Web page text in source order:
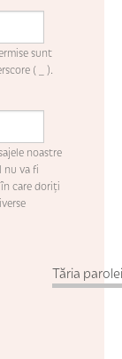
sunt
( _ ).
noastre
nu va fi
care doriţi
Tăria